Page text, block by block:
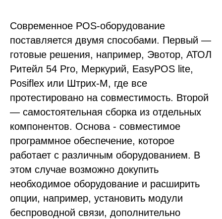
Современное POS-оборудование
поставляется двумя способами. Первый —
готовые решения, например, Эвотор, АТОЛ
Ритейл 54 Pro, Меркурий, EasyPOS lite,
Posiflex или Штрих-М, где все
протестировано на совместимость. Второй
— самостоятельная сборка из отдельных
компонентов. Основа - совместимое
программное обеспечение, которое
работает с различным оборудованием. В
этом случае возможно докупить
необходимое оборудование и расширить
опции, например, установить модули
беспроводной связи, дополнительно